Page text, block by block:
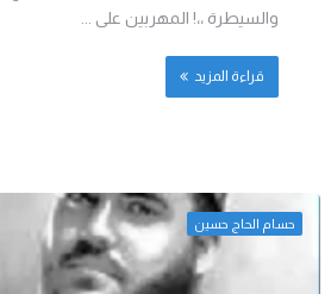
والسيطرة ،،! المهربين على ...
قراءة المزيد
حسام الحاج حسين